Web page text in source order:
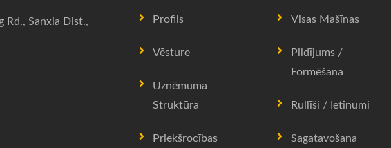
Rd., Sanxia Dist.,
Profils
Vēsture
Uzņēmuma
Struktūra
Priekšrocības
Visas Mašīnas
Pildījums /
Formēšana
Rullīši / Ietinumi
Sagatavošana